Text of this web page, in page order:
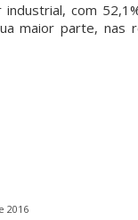
com
maior parte, nas
2016